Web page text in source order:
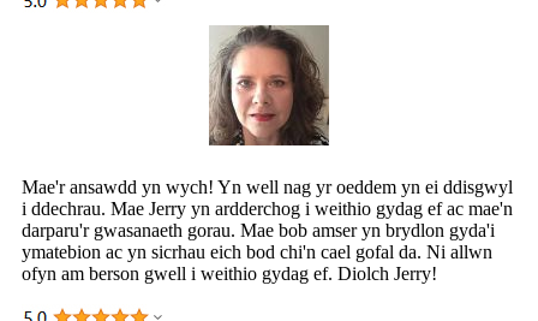
Mae'r ansawdd yn wych! Yn well nag yr oeddem yn ei ddisgwyl
i ddechrau. Mae Jerry yn ardderchog i weithio gydag ef ac mae'n
darparu'r gwasanaeth gorau. Mae bob amser yn brydlon gyda'i
ymatebion ac yn sicrhau eich bod chi'n cael gofal da. Ni allwn
ofyn am berson gwell i weithio gydag ef. Diolch Jerry!